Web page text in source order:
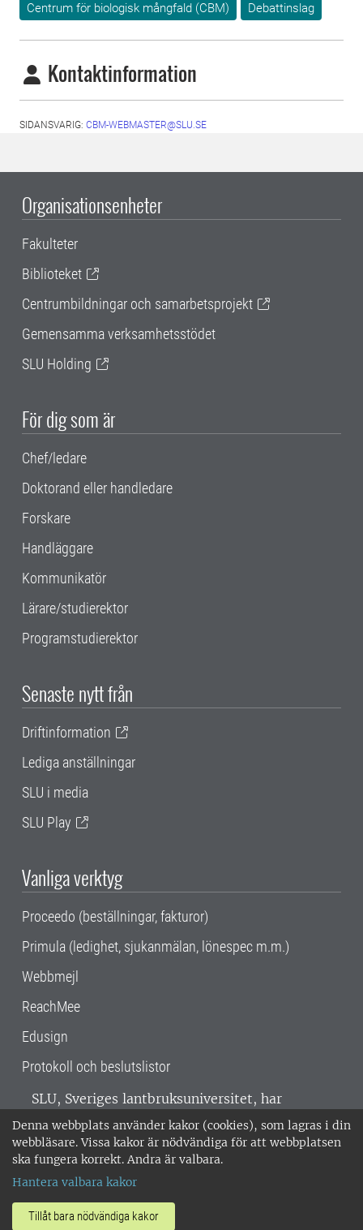
Denna webbplats använder kakor (cookies), som lagras i din
webbläsare. Vissa kakor är nödvändiga för att webbplatsen
ska fungera korrekt. Andra är valbara.
Hantera valbara kakor
Tillåt bara nödvändiga kakor
Centrum för biologisk mångfald (CBM) Debattinslag
Kontaktinformation
SIDANSVARIG: CBM-WEBMASTER@SLU.SE
Organisationsenheter
Fakulteter
Biblioteket
Centrumbildningar och samarbetsprojekt
Gemensamma verksamhetsstödet
SLU Holding
För dig som är
Chef/ledare
Doktorand eller handledare
Forskare
Handläggare
Kommunikatör
Lärare/studierektor
Programstudierektor
Senaste nytt från
Driftinformation
Lediga anställningar
SLU i media
SLU Play
Vanliga verktyg
Proceedo (beställningar, fakturor)
Primula (ledighet, sjukanmälan, lönespec m.m.)
Webbmejl
ReachMee
Edusign
Protokoll och beslutslistor
SLU, Sveriges lantbruksuniversitet, har
verksamhet över hela Sverige. Huvudorter är
Alnarp, Uppsala och Umeå.SLU är
miljöcertifierat enligt ISO 14001. •
018-67 10 00 • Org nr: 202100-2817 •
Om SLU:s webbplatser